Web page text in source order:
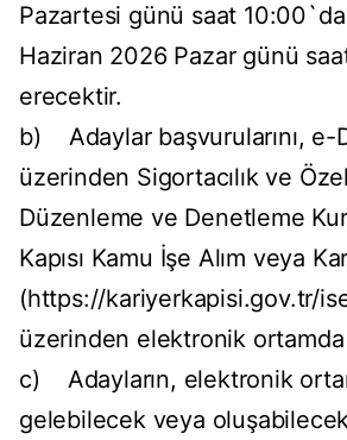
Pazartesi günü saat 10:00`da
Haziran 2026 Pazar günü
erecektir.
b) Adaylar başvurularını, e-
üzerinden Sigortacılık ve
Düzenleme ve Denetleme
Kapısı Kamu İşe Alım veya
(https://kariyerkapisi.gov.tr/
üzerinden elektronik ortamda
c) Adayların, elektronik
gelebilecek veya